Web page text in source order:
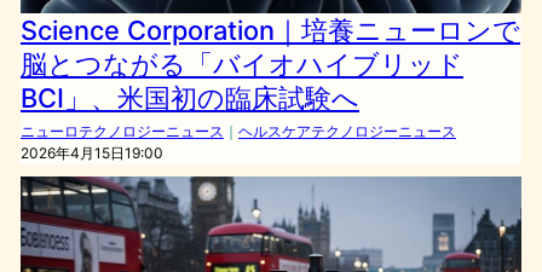
Science Corporation｜培養ニューロンで
脳とつながる「バイオハイブリッド
BCI」、米国初の臨床試験へ
ニューロテクノロジーニュース ｜ ヘルスケアテクノロジーニュース
2026年4月15日19:00